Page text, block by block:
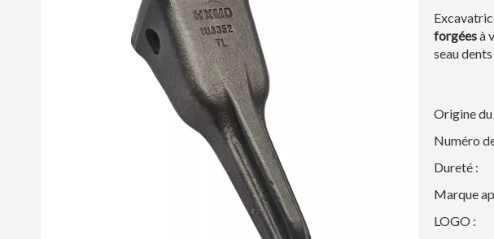
forgéesà
seau
Origine
Numéro
Dureté :
Marque
LOGO :